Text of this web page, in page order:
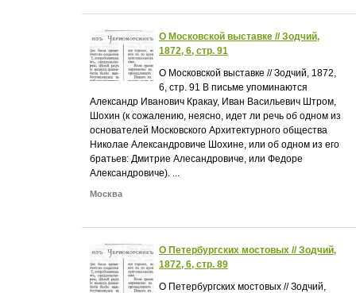
О Московской выставке // Зодчий,
1872, 6, стр. 91
О Московской выставке // Зодчий, 1872,
6, стр. 91 В письме упоминаются
Александр Иванович Кракау, Иван Васильевич Штром,
Шохин (к сожалению, неясно, идет ли речь об одном из
основателей Московского Архитектурного общества
Николае Александровиче Шохине, или об одном из его
братьев: Дмитрие Алесандровиче, или Федоре
Александровиче). ...
Москва
О Петербургских мостовых // Зодчий,
1872, 6, стр. 89
О Петербургских мостовых // Зодчий,